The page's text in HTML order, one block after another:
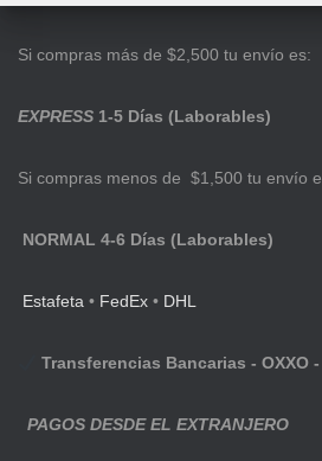
Si compras más de $2,500 tu envío es:
EXPRESS 1-5 Días (Laborables)
Si compras menos de $1,500 tu envío
NORMAL 4-6 Días (Laborables)
Estafeta • FedEx • DHL
Transferencias Bancarias - OXXO -
PAGOS DESDE EL EXTRANJERO